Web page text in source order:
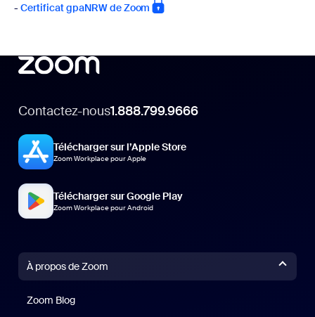
- Certificat gpaNRW de Zoom
Contactez-nous1.888.799.9666
Télécharger sur l’Apple Store
Zoom Workplace pour Apple
Télécharger sur Google Play
Zoom Workplace pour Android
À propos de Zoom
Zoom Blog